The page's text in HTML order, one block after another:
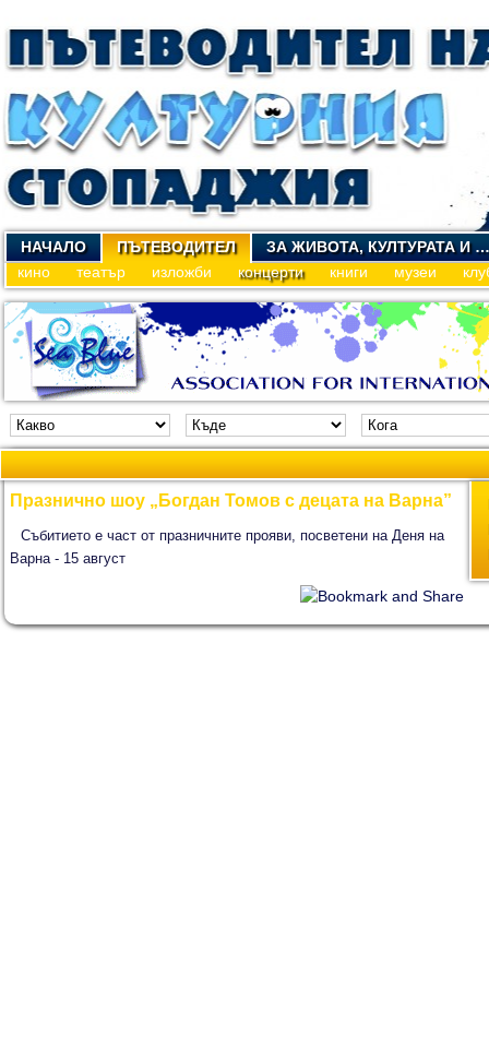
НАЧАЛО ПЪТЕВОДИТЕЛ
ЗА ЖИВОТА, КУЛТУРАТА И …
кино
театър изложби концерти книги музеи
Празнично шоу „Богдан Томов с децата на Варна”
Събитието е част от празничните прояви, посветени на Деня на
Варна - 15 август